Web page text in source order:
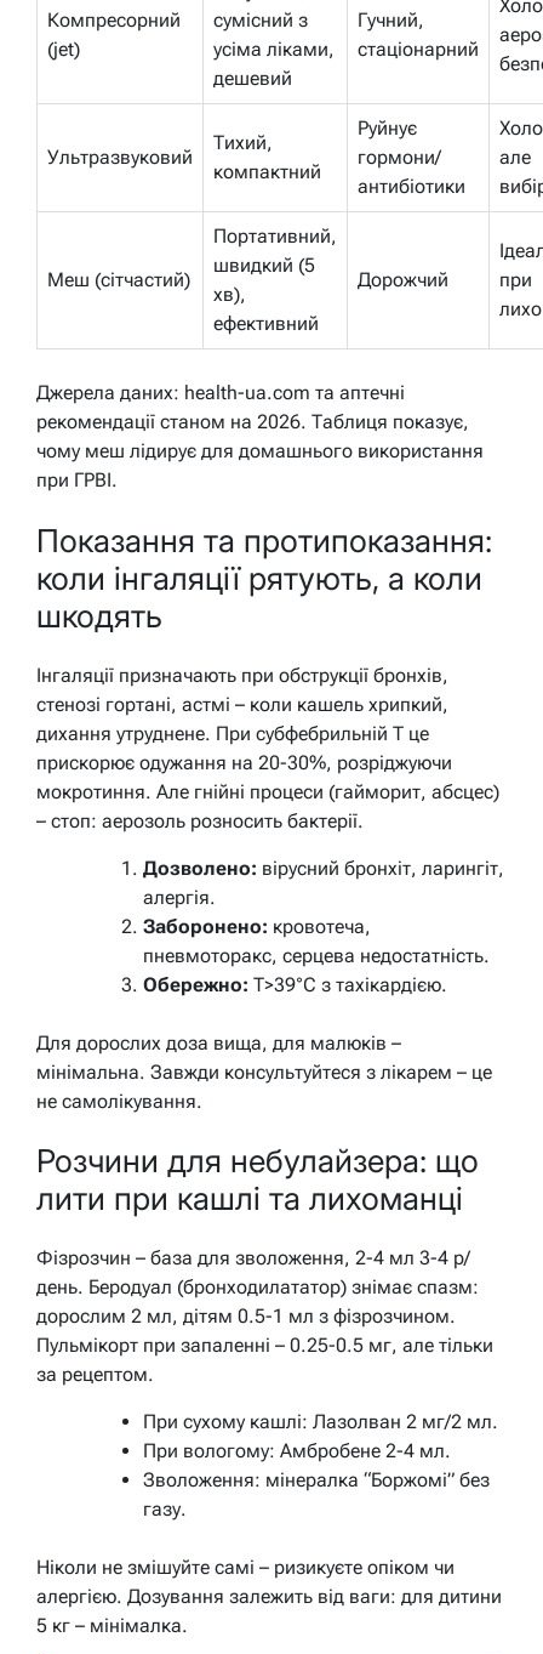
Компресорний
(jet)
сумісний з
усіма ліками,
дешевий
Гучний,
стаціонарний
Ультразвуковий
Тихий,
компактний
Руйнує
гормони/
антибіотики
але
Меш (сітчастий)
Портативний,
швидкий (5
хв),
ефективний
Дорожчий
при
Джерела даних: health-ua.com та аптечні
рекомендації станом на 2026. Таблиця показує,
чому меш лідирує для домашнього використання
при ГРВІ.
Показання та протипоказання:
коли інгаляції рятують, а коли
шкодять
Інгаляції призначають при обструкції бронхів,
стенозі гортані, астмі – коли кашель хрипкий,
дихання утруднене. При субфебрильній T це
прискорює одужання на 20-30%, розріджуючи
мокротиння. Але гнійні процеси (гайморит, абсцес)
– стоп: аерозоль розносить бактерії.
Дозволено: вірусний бронхіт, ларингіт,
алергія.
Заборонено: кровотеча,
пневмоторакс, серцева недостатність.
Обережно: T>39°C з тахікардією.
Для дорослих доза вища, для малюків –
мінімальна. Завжди консультуйтеся з лікарем – це
не самолікування.
Розчини для небулайзера: що
лити при кашлі та лихоманці
Фізрозчин – база для зволоження, 2-4 мл 3-4 р/
день. Беродуал (бронходилататор) знімає спазм:
дорослим 2 мл, дітям 0.5-1 мл з фізрозчином.
Пульмікорт при запаленні – 0.25-0.5 мг, але тільки
за рецептом.
При сухому кашлі: Лазолван 2 мг/2 мл.
При вологому: Амбробене 2-4 мл.
Зволоження: мінералка “Боржомі” без
газу.
Ніколи не змішуйте самі – ризикуєте опіком чи
алергією. Дозування залежить від ваги: для дитини
5 кг – мінімалка.